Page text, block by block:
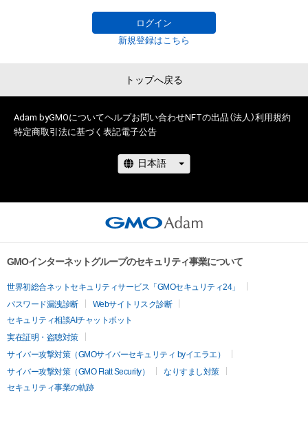
ログイン
新規登録はこちら
トップへ戻る
Adam byGMOについてヘルプお問い合わせNFTの出品（法人）利用規約
特定商取引法に基づく表記電子公告
GMOインターネットグループのセキュリティ事業について
世界初総合ネットセキュリティサービス「GMOセキュリティ24」
パスワード漏洩診断
Webサイトリスク診断
セキュリティ相談AIチャットボット
実在証明・盗聴対策
サイバー攻撃対策（GMOサイバーセキュリティ byイエラエ）
サイバー攻撃対策（GMO Flatt Security）
なりすまし対策
セキュリティ事業の軌跡